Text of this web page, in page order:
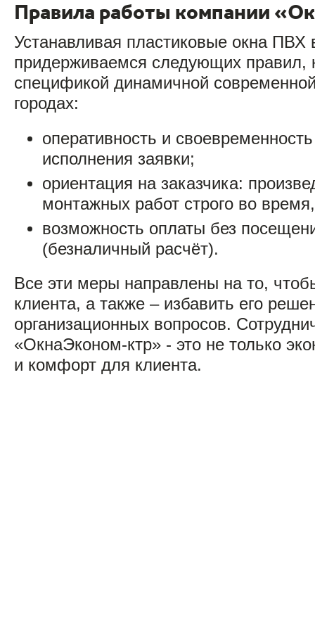
Правила работы компании
Устанавливая пластиковые окна ПВХ
придерживаемся следующих правил,
спецификой динамичной
городах:
оперативность и
исполнения заявки;
ориентация на заказчика:
монтажных работ строго во
возможность оплаты без
(безналичный расчёт).
Все эти меры направлены на то,
клиента, а также – избавить его
организационных вопросов.
«ОкнаЭконом-ктр» - это не только
и комфорт для клиента.